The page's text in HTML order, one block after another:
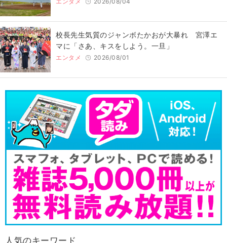
校長先生気質のジャンボたかおが大暴れ 宮澤エ
マに「さあ、キスをしよう。一旦」
エンタメ 2026/08/01
人気のキーワード